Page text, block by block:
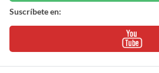
Suscríbete en: